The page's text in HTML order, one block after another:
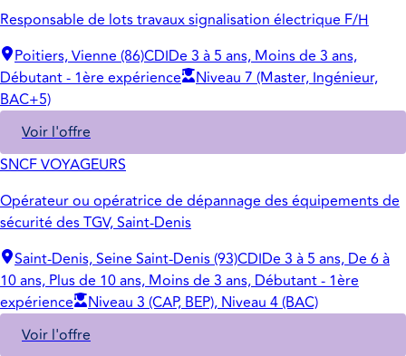
Responsable de lots travaux signalisation électrique F/H
Poitiers, Vienne (86)CDIDe 3 à 5 ans, Moins de 3 ans,
Débutant - 1ère expérience
Niveau 7 (Master, Ingénieur,
BAC+5)
Voir l'offre
SNCF VOYAGEURS
Opérateur ou opératrice de dépannage des équipements de
sécurité des TGV, Saint-Denis
Saint-Denis, Seine Saint-Denis (93)CDIDe 3 à 5 ans, De 6 à
10 ans, Plus de 10 ans, Moins de 3 ans, Débutant - 1ère
expérience
Niveau 3 (CAP, BEP), Niveau 4 (BAC)
Voir l'offre